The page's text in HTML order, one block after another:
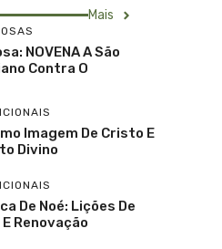
Mais
NOVENA A São
Contra O
Imagem De Cristo E
Divino
De Noé: Lições De
Renovação